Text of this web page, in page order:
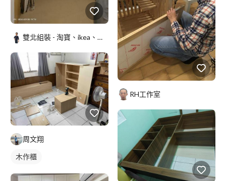
雙北組裝 - 淘寶、ikea、洗碗機、電燈、廚具、系統櫃安裝
周文翔
木作櫃
RH工作室